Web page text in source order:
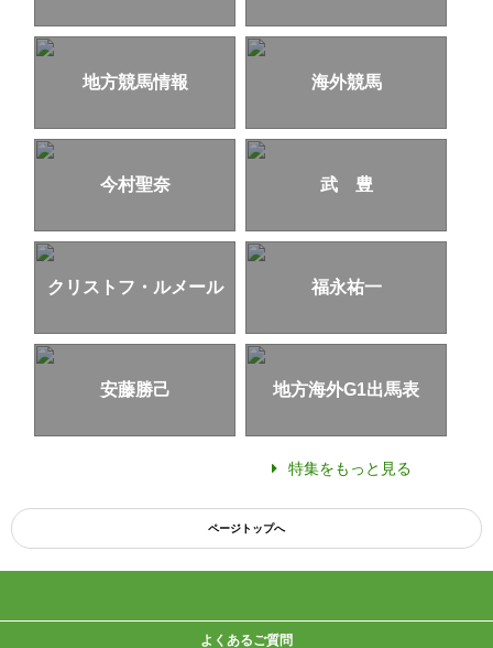
地方競馬情報 海外競馬
今村聖奈 武 豊
クリストフ・ルメール 福永祐一
安藤勝己 地方海外G1出馬表
特集をもっと見る
ページトップへ
よくあるご質問